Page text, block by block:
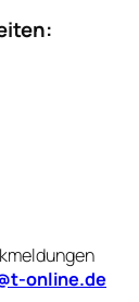
online.de